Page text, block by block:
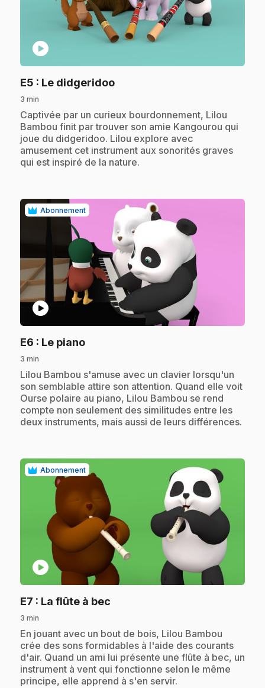
play_circle
E5 : Le didgeridoo.
3 min
.Captivée par un curieux bourdonnement, Lilou
Bambou finit par trouver son amie Kangourou qui
joue du didgeridoo. Lilou explore avec
amusement cet instrument aux sonorités graves
qui est inspiré de la nature.
Abonnement
play_circle
E6 : Le piano.
3 min
.Lilou Bambou s'amuse avec un clavier lorsqu'un
son semblable attire son attention. Quand elle voit
Ourse polaire au piano, Lilou Bambou se rend
compte non seulement des similitudes entre les
deux instruments, mais aussi de leurs différences.
Abonnement
play_circle
E7 : La flûte à bec
3 min
.En jouant avec un bout de bois, Lilou Bambou
crée des sons formidables à l'aide des courants
d'air. Quand un ami lui présente une flûte à bec, un
instrument à vent qui fonctionne selon le même
principe, elle apprend à s'en servir.